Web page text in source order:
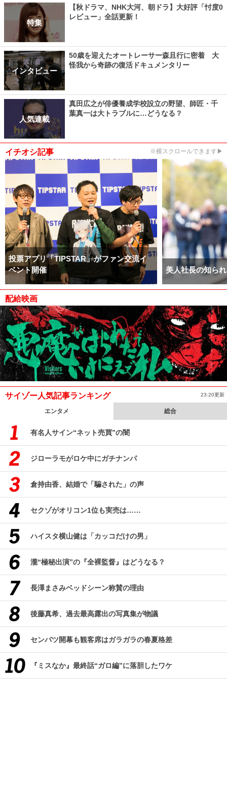
特集
【秋ドラマ、NHK大河、朝ドラ】大好評「忖度0
レビュー」全話更新！
インタビュー
50歳を迎えたオートレーサー森且行に密着 大
怪我から奇跡の復活ドキュメンタリー
人気連載
真田広之が俳優養成学校設立の野望、師匠・千
葉真一は大トラブルに…どうなる？
イチオシ記事 ※横スクロールできます▶
投票アプリ「TIPSTAR」がファン交流イ
ベント開催
美人社長の知ら
配給映画
サイゾー人気記事ランキング 23:20更新
エンタメ 総合
有名人サイン“ネット売買”の闇
ジローラモがロケ中にガチナンパ
倉持由香、結婚で「騙された」の声
セクゾがオリコン1位も実売は……
ハイスタ横山健は「カッコだけの男」
瀧“極秘出演”の『全裸監督』はどうなる？
長澤まさみベッドシーン称賛の理由
後藤真希、過去最高露出の写真集が物議
センバツ開幕も観客席はガラガラの春夏格差
『ミスなか』最終話“ガロ編”に落胆したワケ